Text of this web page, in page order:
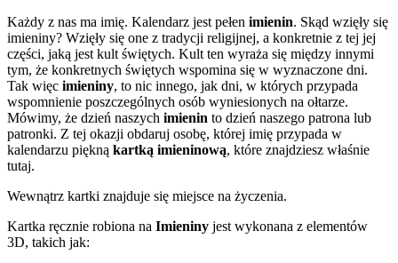
Każdy z nas ma imię. Kalendarz jest pełen imienin. Skąd wzięły się
imieniny? Wzięły się one z tradycji religijnej, a konkretnie z tej jej
części, jaką jest kult świętych. Kult ten wyraża się między innymi
tym, że konkretnych świętych wspomina się w wyznaczone dni.
Tak więc imieniny, to nic innego, jak dni, w których przypada
wspomnienie poszczególnych osób wyniesionych na ołtarze.
Mówimy, że dzień naszych imienin to dzień naszego patrona lub
patronki. Z tej okazji obdaruj osobę, której imię przypada w
kalendarzu piękną kartką imieninową, które znajdziesz właśnie
tutaj.
Wewnątrz kartki znajduje się miejsce na życzenia.
Kartka ręcznie robiona na Imieniny jest wykonana z elementów
3D, takich jak: